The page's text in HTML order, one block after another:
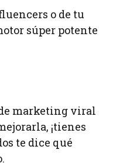
o de tu
súper potente
marketing viral
¡tienes
te dice qué